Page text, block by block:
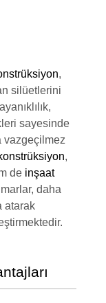
,
silüetlerini
sayesinde
vazgeçilmez
,
de inşaat
daha
atarak